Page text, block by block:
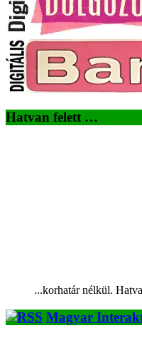
Hatvan felett …
...korhatár nélkül.
Magyar